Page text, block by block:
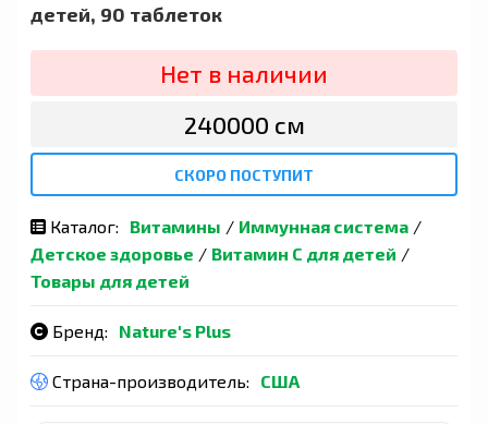
детей, 90 таблеток
Нет в наличии
240000 сӯм
СКОРО ПОСТУПИТ
Каталог: Витамины / Иммунная система /
Детское здоровье / Витамин С для детей /
Товары для детей
Бренд: Nature's Plus
Страна-производитель: США